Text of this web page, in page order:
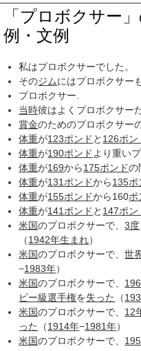
「プロボクサー
例・文例
私はプロボクサーでした。
そのジムにはプロボクサー
プロボクサー.
当時彼はよくプロボクサー
賞金のためのプロボクサー
体重が123ポンド と 126ポン
体重が190ポンドより重い
体重が169から175ポンドの
体重が131ポンドから135ポ
体重が155ポンドから160ポ
体重が141ボンド と 147ポン
米国のプロボクサーで、3度
（1942年生まれ）
米国のプロボクサーで、世
−1983年）
米国のプロボクサーで、
ビー級選手権を失った （
米国のプロボクサーで、 12
った
（1914年−1981年）
米国のプロボクサーで、